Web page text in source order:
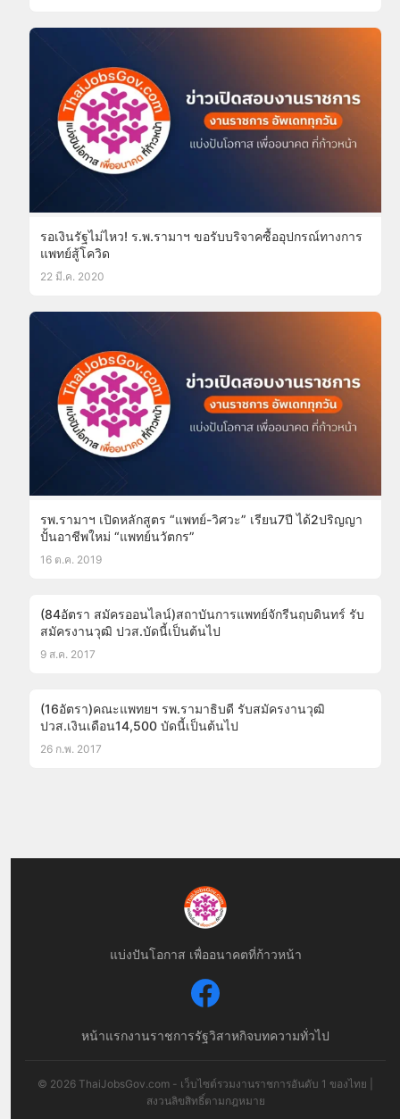
รอเงินรัฐไม่ไหว! ร.พ.รามาฯ ขอรับบริจาคซื้ออุปกรณ์ทางการ
แพทย์สู้โควิด
22 มี.ค. 2020
รพ.รามาฯ เปิดหลักสูตร “แพทย์-วิศวะ” เรียน7ปี ได้2ปริญญา
ปั้นอาชีพใหม่ “แพทย์นวัตกร”
16 ต.ค. 2019
(84อัตรา สมัครออนไลน์)สถาบันการแพทย์จักรีนฤบดินทร์ รับ
สมัครงานวุฒิ ปวส.บัดนี้เป็นต้นไป
9 ส.ค. 2017
(16อัตรา)คณะแพทยฯ รพ.รามาธิบดี รับสมัครงานวุฒิ
ปวส.เงินเดือน14,500 บัดนี้เป็นต้นไป
26 ก.พ. 2017
แบ่งปันโอกาส เพื่ออนาคตที่ก้าวหน้า
หน้าแรกงานราชการรัฐวิสาหกิจบทความทั่วไป
© 2026 ThaiJobsGov.com - เว็บไซต์รวมงานราชการอันดับ 1 ของไทย |
สงวนลิขสิทธิ์ตามกฎหมาย